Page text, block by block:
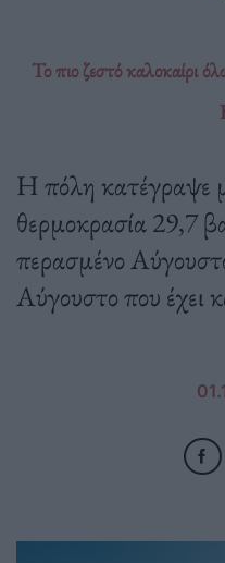
Το πιο ζεστό καλοκαίρι
Η πόλη κατέγραψε
θερμοκρασία 29,7
περασμένο
Αύγουστο που έχει